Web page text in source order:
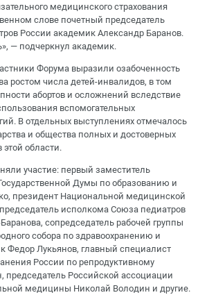
медицинского страхования
слове почетный председатель
России академик Александр Баранов.
— подчеркнул академик.
Форума выразили озабоченность
ростом числа детей-инвалидов, в том
абортов и осложнений вследствие
вспомогательных
В отдельных выступлениях отмечалось
и общества полных и достоверных
области.
участие: первый заместитель
Думы по образованию и
президент Национальной медицинской
исполкома Союза педиатров
сопредседатель рабочей группы
собора по здравоохранению и
Федор Лукьянов, главный специалист
России по репродуктивному
председатель Российской ассоциации
медицины Николай Володин и другие.